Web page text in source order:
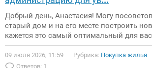
Добрый день, Анастасия! Могу
старый дом и на его месте построить
кажется это самый оптимальный для
09 июля 2026, 11:59 Рубрика: Покупка жилья
Ответов: 1